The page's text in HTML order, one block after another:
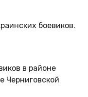
боевиков.
в районе
Черниговской